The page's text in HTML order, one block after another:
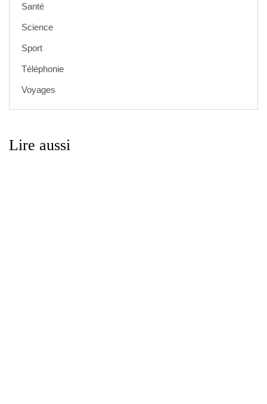
Santé
Science
Sport
Téléphonie
Voyages
Lire aussi